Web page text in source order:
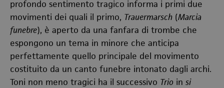
profondo sentimento tragico informa i primi due
movimenti dei quali il primo, Trauermarsch (Marcia
funebre), è aperto da una fanfara di trombe che
espongono un tema in minore che anticipa
perfettamente quello principale del movimento
costituito da un canto funebre intonato dagli archi.
Toni non meno tragici ha il successivo Trio in si